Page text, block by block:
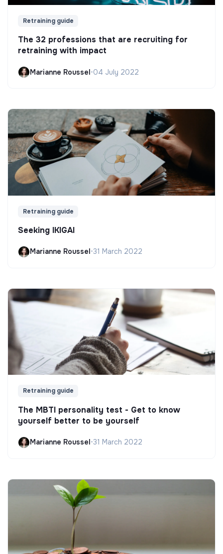
Retraining guide
The 32 professions that are recruiting for
retraining with impact
Marianne Roussel•04 July 2022
Retraining guide
Seeking IKIGAI
Marianne Roussel •31 March 2022
Retraining guide
The MBTI personality test - Get to know
yourself better to be yourself
Marianne Roussel•31 March 2022